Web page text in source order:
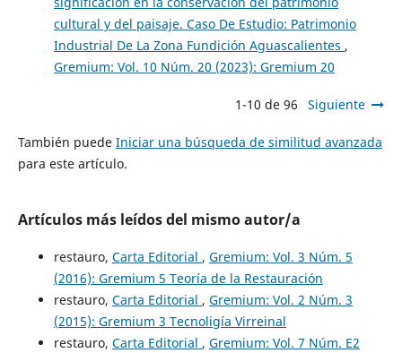
cultural y del paisaje. Caso De Estudio: Patrimonio
Industrial De La Zona Fundición Aguascalientes ,
Gremium: Vol. 10 Núm. 20 (2023): Gremium 20
1-10 de 96 Siguiente
También puede Iniciar una búsqueda de similitud avanzada
para este artículo.
Artículos más leídos del mismo autor/a
restauro, Carta Editorial , Gremium: Vol. 3 Núm. 5
(2016): Gremium 5 Teoría de la Restauración
restauro, Carta Editorial , Gremium: Vol. 2 Núm. 3
(2015): Gremium 3 Tecnoligía Virreinal
restauro, Carta Editorial , Gremium: Vol. 7 Núm. E2